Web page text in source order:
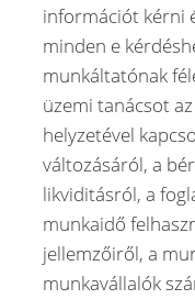
információt kérni
minden e
munkáltatónak
üzemi tanácsot
helyzetével
változásáról, a
likviditásról, a
munkaidő
jellemzőiről, a
munkavállalók